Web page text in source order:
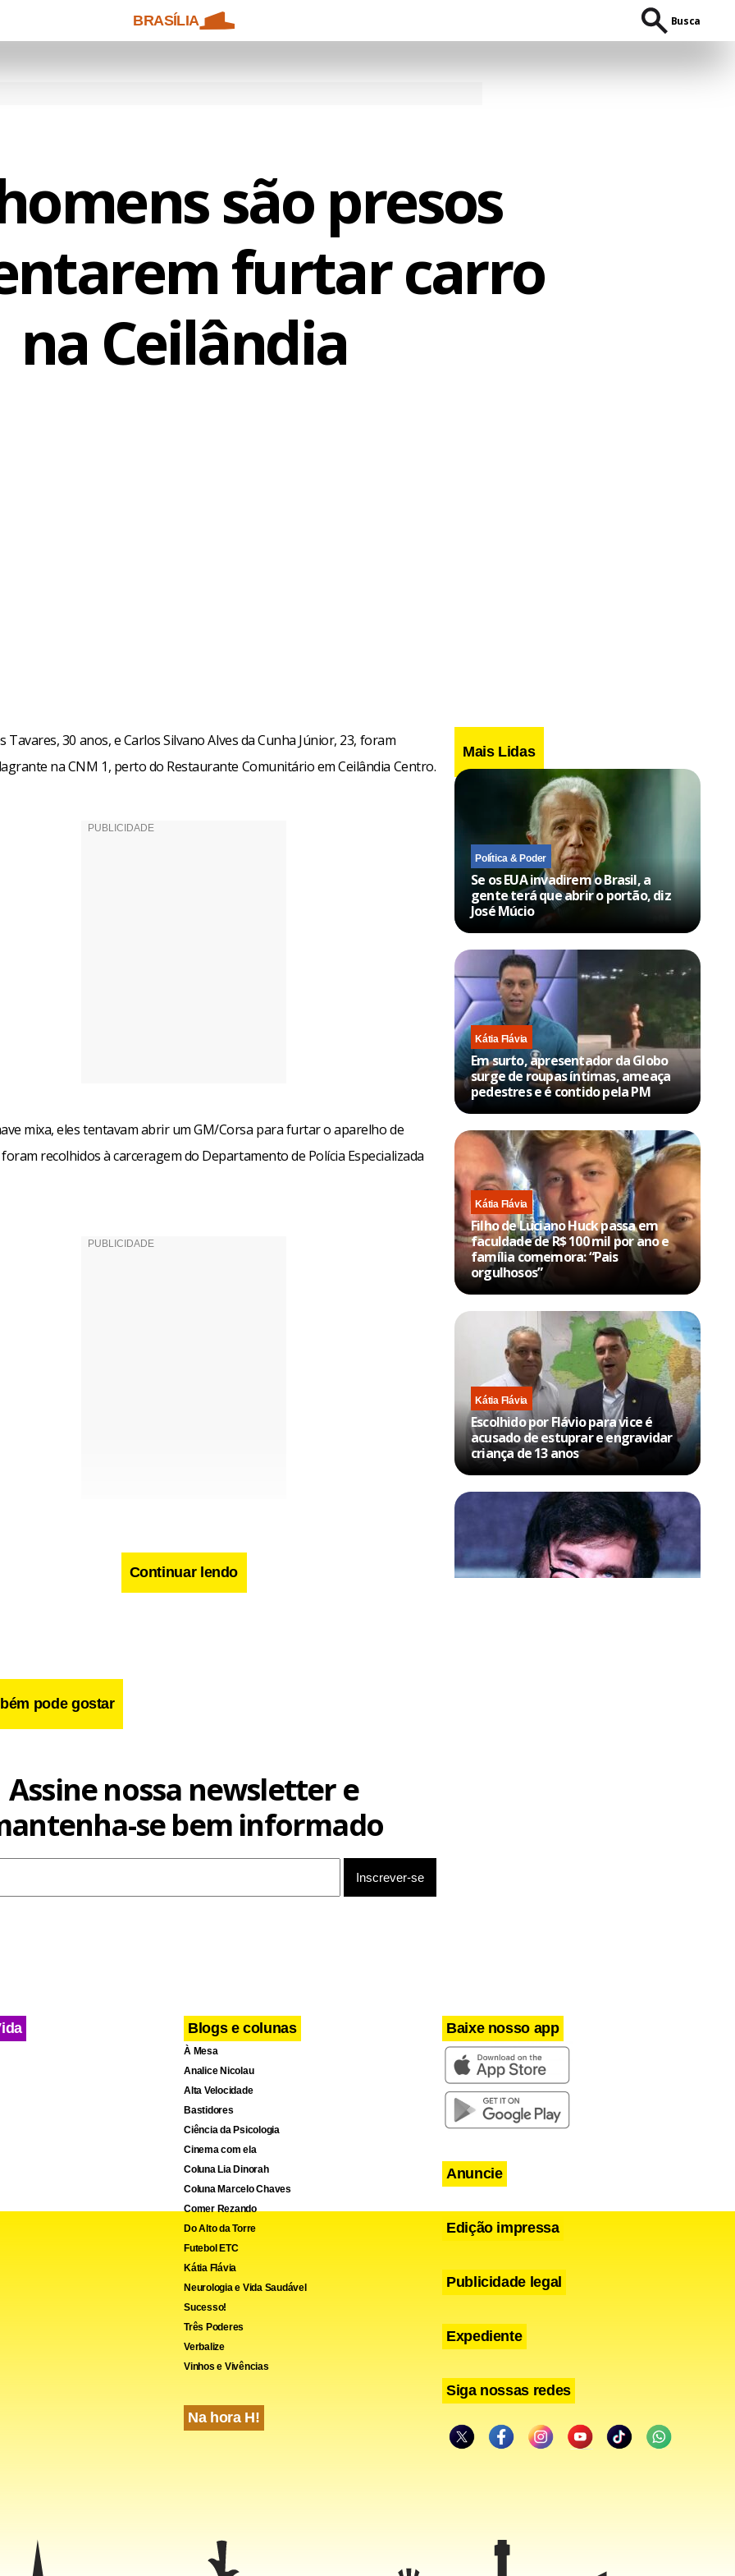
BRASÍLIA Busca
são presos
furtar carro
na Ceilândia
Tavares, 30 anos, e Carlos Silvano Alves da Cunha Júnior, 23, foram
na CNM 1, perto do Restaurante Comunitário em Ceilândia Centro.
mixa, eles tentavam abrir um GM/Corsa para furtar o aparelho de
recolhidos à carceragem do Departamento de Polícia Especializada
LinkedIn
TwitterTelegram
Share
Continuar lendo
pode gostar
Mais Lidas
Política & Poder
Se os EUA invadirem o Brasil, a
gente terá que abrir o portão, diz
José Múcio
Kátia Flávia
Em surto, apresentador da Globo
surge de roupas íntimas, ameaça
pedestres e é contido pela PM
Kátia Flávia
Filho de Luciano Huck passa em
faculdade de R$ 100 mil por ano e
família comemora: “Pais
orgulhosos”
Kátia Flávia
Escolhido por Flávio para vice é
acusado de estuprar e engravidar
criança de 13 anos
Assine nossa newsletter e
se bem informado
Blogs e colunas
À Mesa
Analice Nicolau
Alta Velocidade
Bastidores
Ciência da Psicologia
Cinema com ela
Coluna Lia Dinorah
Coluna Marcelo Chaves
Comer Rezando
Do Alto da Torre
Futebol ETC
Kátia Flávia
Neurologia e Vida Saudável
Sucesso!
Três Poderes
Verbalize
Vinhos e Vivências
Na hora H!
Baixe nosso app
Anuncie
Edição impressa
Publicidade legal
Expediente
Siga nossas redes